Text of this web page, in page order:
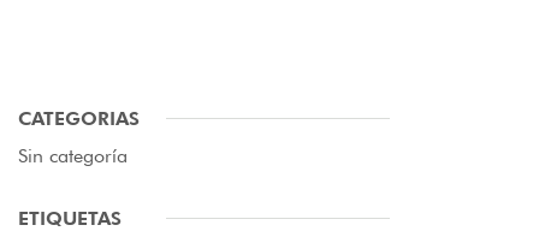
CATEGORIAS
Sin categoría
ETIQUETAS